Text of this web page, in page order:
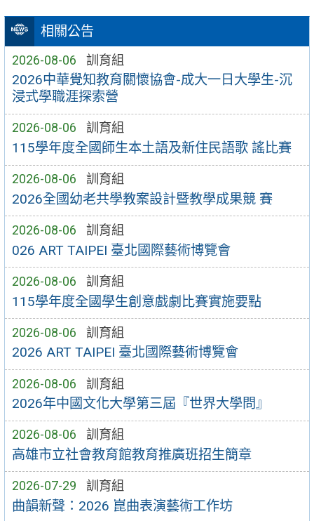
相關公告
2026-08-06 訓育組
2026中華覺知教育關懷協會-成大一日大學生-沉
浸式學職涯探索營
2026-08-06 訓育組
115學年度全國師生本土語及新住民語歌 謠比賽
2026-08-06 訓育組
2026全國幼老共學教案設計暨教學成果競 賽
2026-08-06 訓育組
026 ART TAIPEI 臺北國際藝術博覽會
2026-08-06 訓育組
115學年度全國學生創意戲劇比賽實施要點
2026-08-06 訓育組
2026 ART TAIPEI 臺北國際藝術博覽會
2026-08-06 訓育組
2026年中國文化大學第三屆『世界大學問』
2026-08-06 訓育組
高雄市立社會教育館教育推廣班招生簡章
2026-07-29 訓育組
曲韻新聲：2026 崑曲表演藝術工作坊